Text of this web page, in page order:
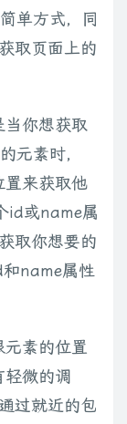
单方式，同
取页面上的
你想获取
元素时，
置来获取他
id或name属
取你想要的
name属性
素的位置
轻微的调
过就近的包